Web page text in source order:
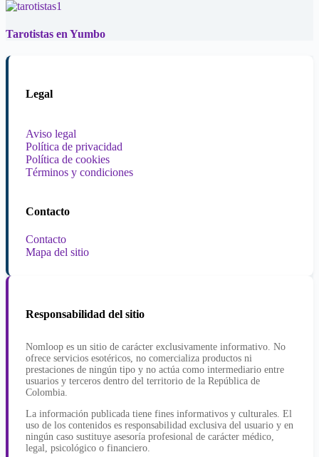
Tarotistas en Yumbo
Legal
Aviso legal
Política de privacidad
Política de cookies
Términos y condiciones
Contacto
Contacto
Mapa del sitio
Responsabilidad del sitio
Nomloop es un sitio de carácter exclusivamente informativo. No
ofrece servicios esotéricos, no comercializa productos ni
prestaciones de ningún tipo y no actúa como intermediario entre
usuarios y terceros dentro del territorio de la República de
Colombia.
La información publicada tiene fines informativos y culturales. El
uso de los contenidos es responsabilidad exclusiva del usuario y en
ningún caso sustituye asesoría profesional de carácter médico,
legal, psicológico o financiero.